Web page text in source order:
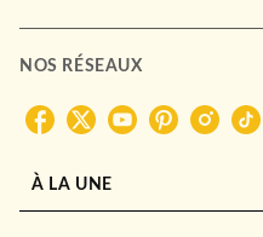
NOS RÉSEAUX
À LA UNE